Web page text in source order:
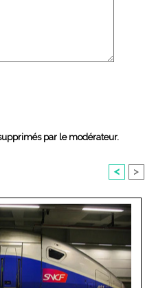
par le modérateur.
< >